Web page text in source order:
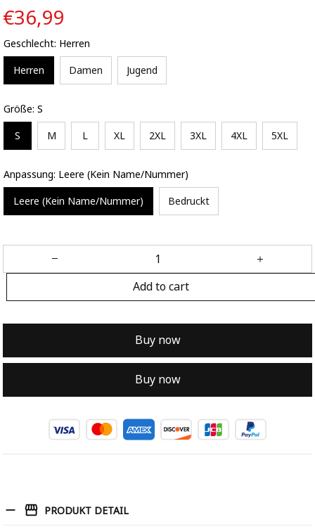
€36,99
Geschlecht: Herren
Herren Damen Jugend
Größe: S
S M L XL 2XL 3XL 4XL 5XL
Anpassung: Leere (Kein Name/Nummer)
Leere (Kein Name/Nummer) Bedruckt
Add to cart
Buy now
Buy now
PRODUKT DETAIL